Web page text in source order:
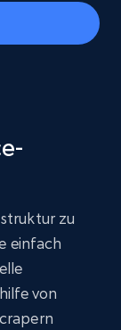
zu
einfach
von